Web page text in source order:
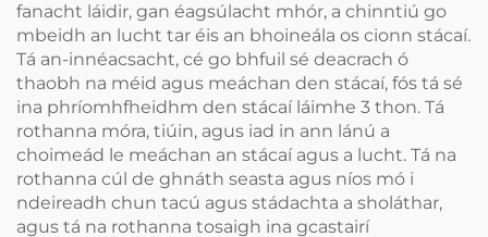
fanacht láidir, gan éagsúlacht mhór, a chinntiú go
mbeidh an lucht tar éis an bhoineála os cionn stácaí.
Tá an-innéacsacht, cé go bhfuil sé deacrach ó
thaobh na méid agus meáchan den stácaí, fós tá sé
ina phríomhfheidhm den stácaí láimhe 3 thon. Tá
rothanna móra, tiúin, agus iad in ann lánú a
choimeád le meáchan an stácaí agus a lucht. Tá na
rothanna cúl de ghnáth seasta agus níos mó i
ndeireadh chun tacú agus stádachta a sholáthar,
agus tá na rothanna tosaigh ina gcastairí